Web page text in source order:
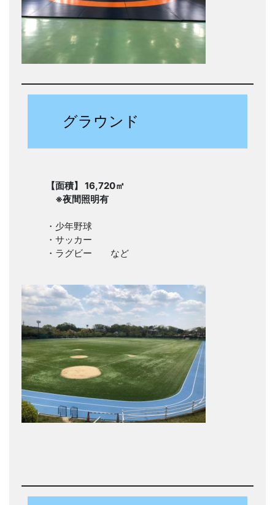
グラウンド
【面積】 16,720㎡
※夜間照明有
・少年野球
・サッカー
・ラグビー など